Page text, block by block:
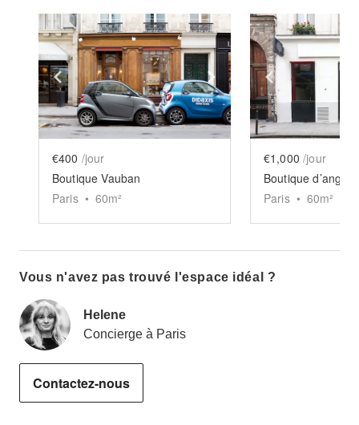
Show previous slide Show next slide
€400 /jour
Boutique Vauban
Paris • 60m²
Show
€1,000 /jour
Boutique d’angle
Paris • 60m²
Vous n'avez pas trouvé l'espace idéal ?
Helene
Concierge à Paris
Contactez-nous